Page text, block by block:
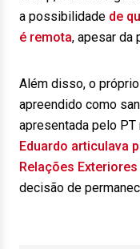
a possibilidade de
é remota, apesar da
Além disso, o
apreendido como
apresentada pelo PT
Eduardo articulava
Relações
decisão de